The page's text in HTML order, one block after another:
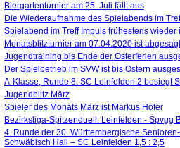
Biergartenturnier am 25. Juli fällt aus
Die Wiederaufnahme des Spielabends im
Spielabend im Treff Impuls frühestens wieder
Monatsblitzturnier am 07.04.2020 ist abgesagt
Jugendtraining bis Ende der Osterferien
Der Spielbetrieb im SVW ist bis Ostern
A-Klasse, Runde 8: SC Leinfelden 2 besiegt
Jugendbiltz März
Spieler des Monats März ist Markus Hofer
Bezirksliga-Spitzenduell: Leinfelden - Spvgg
4. Runde der 30. Württembergische
Schwäbisch Hall – SC Leinfelden 1,5 : 2,5